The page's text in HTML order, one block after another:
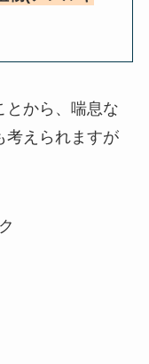
とから、喘息な
考えられますが